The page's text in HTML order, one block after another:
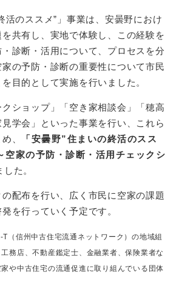
活のススメ”」事業は、安曇野におけ
共有し、実地で体験し、この経験を
診断・活用について、プロセスを分
の予防・診断の重要性について市民
目的として実施を行いました。
クショップ」「空き家相談会」「穂高
学会」といった事業を行い、これら
、
「安曇野”住まいの終活のスス
空家の予防・診断・活用チェックシ
た。
配布を行い、広く市民に空家の課題
を行っていく予定です。
（信州中古住宅流通ネットワーク）の地域組
務店、不動産鑑定士、金融業者、保険業者な
や中古住宅の流通促進に取り組んでいる団体